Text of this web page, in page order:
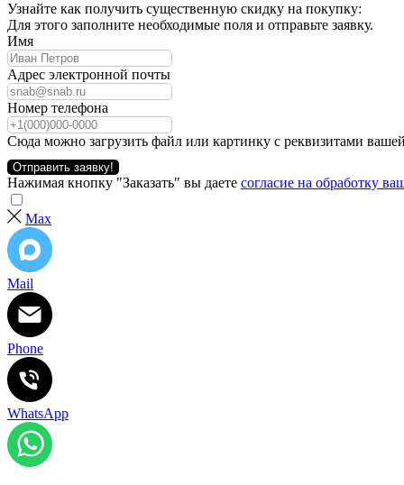
Узнайте как получить существенную скидку на покупку:
Для этого заполните необходимые поля и отправьте заявку.
Имя
Адрес электронной почты
Номер телефона
Сюда можно загрузить файл или картинку с реквизитами
Отправить заявку!
Нажимая кнопку "Заказать" вы даете согласие на обработку
Max
Mail
Phone
WhatsApp